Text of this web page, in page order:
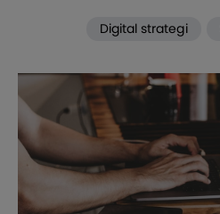
Digital strategi